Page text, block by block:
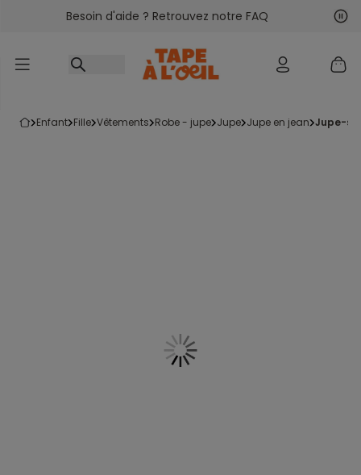
Accéder au contenu
Besoin d'aide ? Retrouvez notre FAQ
enfant fille vêtements robe - jupe jupe jupe en jean jupe-